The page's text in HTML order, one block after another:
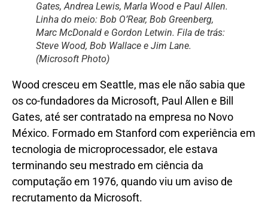
Gates, Andrea Lewis, Marla Wood e Paul Allen.
Linha do meio: Bob O’Rear, Bob Greenberg,
Marc McDonald e Gordon Letwin. Fila de trás:
Steve Wood, Bob Wallace e Jim Lane.
(Microsoft Photo)
Wood cresceu em Seattle, mas ele não sabia que
os co-fundadores da Microsoft, Paul Allen e Bill
Gates, até ser contratado na empresa no Novo
México. Formado em Stanford com experiência em
tecnologia de microprocessador, ele estava
terminando seu mestrado em ciência da
computação em 1976, quando viu um aviso de
recrutamento da Microsoft.